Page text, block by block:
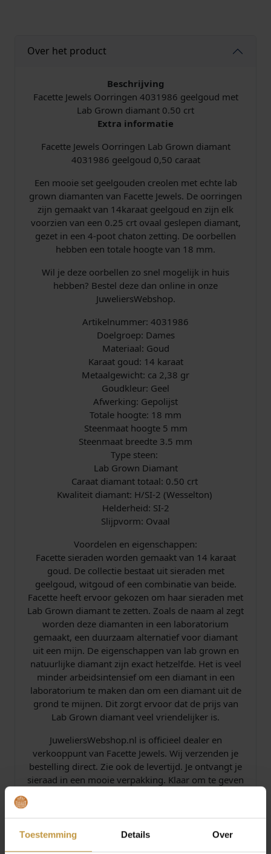
Toestemming Details Over
n
3
1
6
L
b
G
r
o
w
n
r
j
t
0
0
c
r
a
n
Over het product
Beschrijving
Facette Jewels Oorringen 4031986 geelgoud met
Lab Grown diamant 0.50 crt
Extra informatie
Facette Jewels Oorringen Lab Grown diamant
4031986 geelgoud 0,50 caraat
Een mooie set geelgouden creolen met echte lab
grown diamanten van Facette Jewels. De oorringen
zijn gemaakt van 14karaat geelgoud en zijn elk
voorzien van een 0.25 crt ovaal geslepen diamant,
gezet in een 4-poot chaton zetting. De oorbellen
hebben een totale hoogte van 18 mm.
Wil je deze oorbellen zo snel mogelijk in huis
hebben? Bestel deze dan online in onze
JuweliersWebshop.
Artikelnummer: 4031986
Doelgroep: Dames
Materiaal: Goud
Karaat goud: 14 karaat
Metaalgewicht: ca 2,38 gr
Goudkleur: Geel
Afwerking: Gepolijst
Totale hoogte: 18 mm
Steenmaat hoogte 5 mm
Steenmaat breedte 3.5 mm
Type steen:
Lab Grown Diamant
Caraat diamant totaal: 0.50 crt
Kwaliteit diamant: H/SI-2 (Wesselton)
Helderheid: SI-2
Slijpvorm: Ovaal
Voordelen en eigenschappen:
Facette sieraden worden gemaakt van 14 karaat
goud. De collectie bestaat uit sieraden met
geelgoud, witgoud of een combinatie van beide.
Facette heeft ervoor gekozen om haar sieraden met
Lab Grown diamant te zetten. Zoals de naam al zegt
worden deze diamanten in een laboratorium
gemaakt, een duurzaam alternatief voor diamant
uit een mijn. De eigenschappen van lab grown en
natuurlijke diamant zijn exact hetzelfde. Het is veel
minder arbeidsintensief om een diamant in een
laboratorium te maken dan om een diamant uit de
grond te mijnen. Dit zorgt ervoor dat de prijs van
Lab Grown diamant veel vriendelijker is.
JuweliersWebshop.nl is officieel dealer en
verkooppunt van Facette Jewels. Wij verzenden je
bestelling direct. Zie ook de levertijd. Je ontvangt je
sieraad in een mooie verpakking. Klaar om te geven